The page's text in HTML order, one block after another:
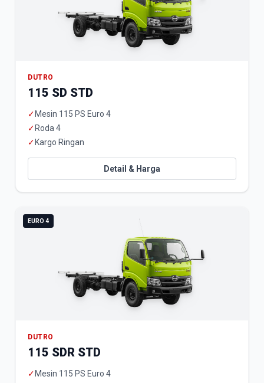
DUTRO
115 SD STD
✓ Mesin 115 PS Euro 4
✓ Roda 4
✓ Kargo Ringan
Detail & Harga
EURO 4
DUTRO
115 SDR STD
✓ Mesin 115 PS Euro 4